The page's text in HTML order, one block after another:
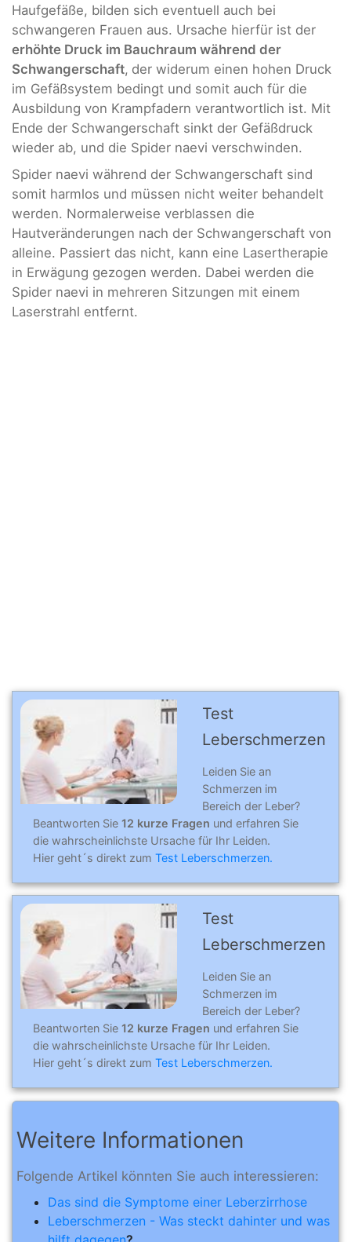
Haufgefäße, bilden sich eventuell auch bei
schwangeren Frauen aus. Ursache hierfür ist der
erhöhte Druck im Bauchraum während der
Schwangerschaft, der widerum einen hohen Druck
im Gefäßsystem bedingt und somit auch für die
Ausbildung von Krampfadern verantwortlich ist. Mit
Ende der Schwangerschaft sinkt der Gefäßdruck
wieder ab, und die Spider naevi verschwinden.
Spider naevi während der Schwangerschaft sind
somit harmlos und müssen nicht weiter behandelt
werden. Normalerweise verblassen die
Hautveränderungen nach der Schwangerschaft von
alleine. Passiert das nicht, kann eine Lasertherapie
in Erwägung gezogen werden. Dabei werden die
Spider naevi in mehreren Sitzungen mit einem
Laserstrahl entfernt.
Test
Leberschmerzen
Leiden Sie an
Schmerzen im
Bereich der Leber?
Beantworten Sie 12 kurze Fragen und erfahren Sie
die wahrscheinlichste Ursache für Ihr Leiden.
Hier geht´s direkt zum Test Leberschmerzen.
Test
Leberschmerzen
Leiden Sie an
Schmerzen im
Bereich der Leber?
Beantworten Sie 12 kurze Fragen und erfahren Sie
die wahrscheinlichste Ursache für Ihr Leiden.
Hier geht´s direkt zum Test Leberschmerzen.
Weitere Informationen
Folgende Artikel könnten Sie auch interessieren:
Das sind die Symptome einer Leberzirrhose
Leberschmerzen - Was steckt dahinter und was